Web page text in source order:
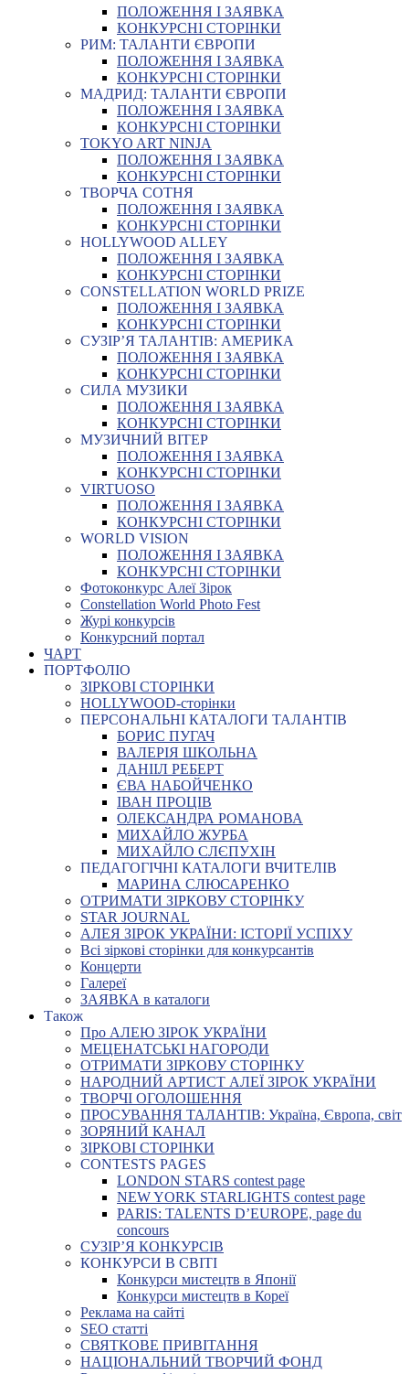
ПОЛОЖЕННЯ І ЗАЯВКА
КОНКУРСНІ СТОРІНКИ
РИМ: ТАЛАНТИ ЄВРОПИ
ПОЛОЖЕННЯ І ЗАЯВКА
КОНКУРСНІ СТОРІНКИ
МАДРИД: ТАЛАНТИ ЄВРОПИ
ПОЛОЖЕННЯ І ЗАЯВКА
КОНКУРСНІ СТОРІНКИ
TOKYO ART NINJA
ПОЛОЖЕННЯ І ЗАЯВКА
КОНКУРСНІ СТОРІНКИ
ТВОРЧА СОТНЯ
ПОЛОЖЕННЯ І ЗАЯВКА
КОНКУРСНІ СТОРІНКИ
HOLLYWOOD ALLEY
ПОЛОЖЕННЯ І ЗАЯВКА
КОНКУРСНІ СТОРІНКИ
CONSTELLATION WORLD PRIZE
ПОЛОЖЕННЯ І ЗАЯВКА
КОНКУРСНІ СТОРІНКИ
СУЗІР’Я ТАЛАНТІВ: АМЕРИКА
ПОЛОЖЕННЯ І ЗАЯВКА
КОНКУРСНІ СТОРІНКИ
СИЛА МУЗИКИ
ПОЛОЖЕННЯ І ЗАЯВКА
КОНКУРСНІ СТОРІНКИ
МУЗИЧНИЙ ВІТЕР
ПОЛОЖЕННЯ І ЗАЯВКА
КОНКУРСНІ СТОРІНКИ
VIRTUOSO
ПОЛОЖЕННЯ І ЗАЯВКА
КОНКУРСНІ СТОРІНКИ
WORLD VISION
ПОЛОЖЕННЯ І ЗАЯВКА
КОНКУРСНІ СТОРІНКИ
Фотоконкурс Алеї Зірок
Constellation World Photo Fest
Журі конкурсів
Конкурсний портал
ЧАРТ
ПОРТФОЛІО
ЗІРКОВІ СТОРІНКИ
HOLLYWOOD-сторінки
ПЕРСОНАЛЬНІ КАТАЛОГИ ТАЛАНТІВ
БОРИС ПУГАЧ
ВАЛЕРІЯ ШКОЛЬНА
ДАНІІЛ РЕБЕРТ
ЄВА НАБОЙЧЕНКО
ІВАН ПРОЦІВ
ОЛЕКСАНДРА РОМАНОВА
МИХАЙЛО ЖУРБА
МИХАЙЛО СЛЄПУХІН
ПЕДАГОГІЧНІ КАТАЛОГИ ВЧИТЕЛІВ
МАРИНА СЛЮСАРЕНКО
ОТРИМАТИ ЗІРКОВУ СТОРІНКУ
STAR JOURNAL
АЛЕЯ ЗІРОК УКРАЇНИ: ІСТОРІЇ УСПІХУ
Всі зіркові сторінки для конкурсантів
Концерти
Галереї
ЗАЯВКА в каталоги
Також
Про АЛЕЮ ЗІРОК УКРАЇНИ
МЕЦЕНАТСЬКІ НАГОРОДИ
ОТРИМАТИ ЗІРКОВУ СТОРІНКУ
НАРОДНИЙ АРТИСТ АЛЕЇ ЗІРОК УКРАЇНИ
ТВОРЧІ ОГОЛОШЕННЯ
ПРОСУВАННЯ ТАЛАНТІВ: Україна, Європа, світ
ЗОРЯНИЙ КАНАЛ
ЗІРКОВІ СТОРІНКИ
CONTESTS PAGES
LONDON STARS contest page
NEW YORK STARLIGHTS contest page
PARIS: TALENTS D’EUROPE, page du
concours
СУЗІР’Я КОНКУРСІВ
КОНКУРСИ В СВІТІ
Конкурси мистецтв в Японії
Конкурси мистецтв в Кореї
Реклама на сайті
SEO статті
СВЯТКОВЕ ПРИВІТАННЯ
НАЦІОНАЛЬНИЙ ТВОРЧИЙ ФОНД